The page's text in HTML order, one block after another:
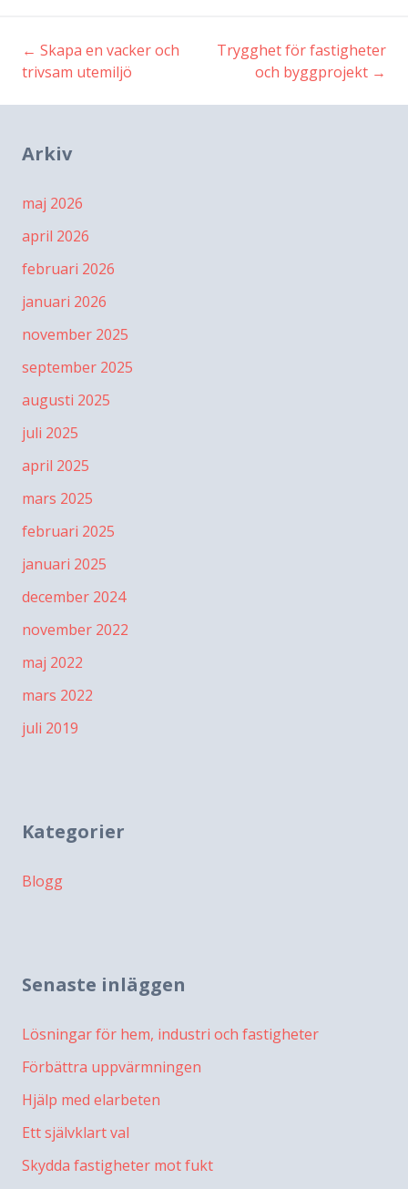
Inläggsnavigering
← Skapa en vacker och
trivsam utemiljö
Trygghet för fastigheter
och byggprojekt →
Arkiv
maj 2026
april 2026
februari 2026
januari 2026
november 2025
september 2025
augusti 2025
juli 2025
april 2025
mars 2025
februari 2025
januari 2025
december 2024
november 2022
maj 2022
mars 2022
juli 2019
Kategorier
Blogg
Senaste inläggen
Lösningar för hem, industri och fastigheter
Förbättra uppvärmningen
Hjälp med elarbeten
Ett självklart val
Skydda fastigheter mot fukt